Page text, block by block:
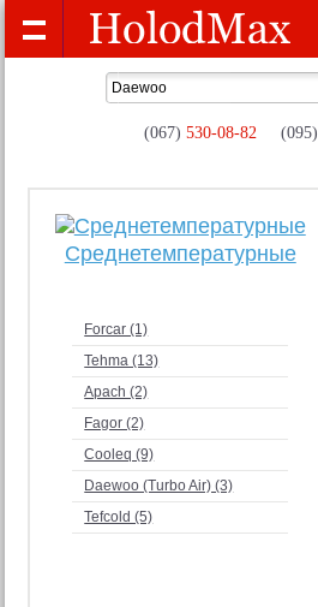
(067) 530-08-82 (095)
Среднетемпературные
Forcar (1)
Tehma (13)
Apach (2)
Fagor (2)
Cooleq (9)
Daewoo (Turbo Air) (3)
Tefcold (5)